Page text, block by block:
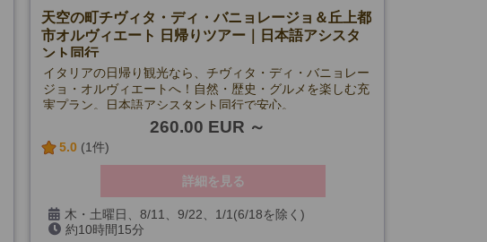
天空の町チヴィタ・ディ・バニョレージョ＆丘上都
市オルヴィエート 日帰りツアー｜日本語アシスタ
ント同行
イタリアの日帰り観光なら、チヴィタ・ディ・バニョレー
ジョ・オルヴィエートへ！自然・歴史・グルメを楽しむ充
実プラン。日本語アシスタント同行で安心。
260.00 EUR
5.0 (1件)
詳細を見る
木・土曜日、8/11、9/22、1/1(6/18を除く)
約10時間15分